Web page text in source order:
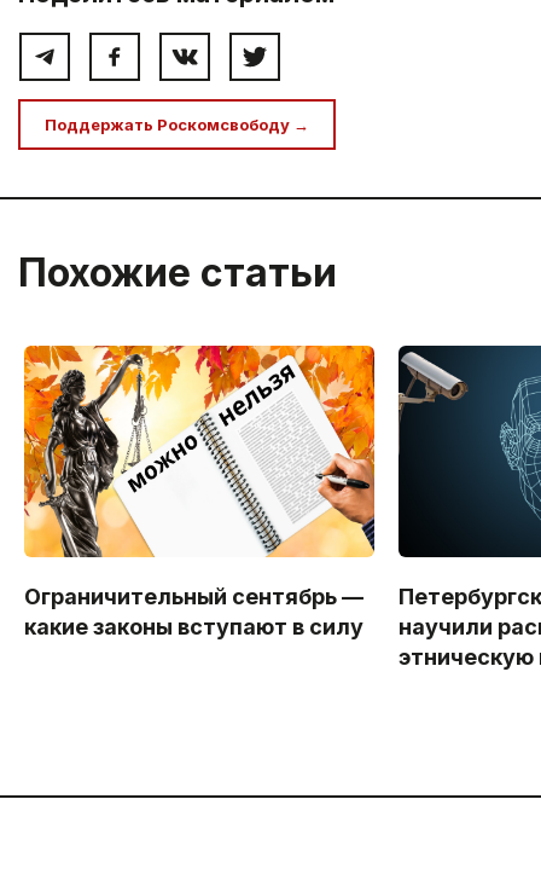
Поддержать Роскомсвободу →
Похожие статьи
Ограничительный сентябрь —
какие законы вступают в силу
научили